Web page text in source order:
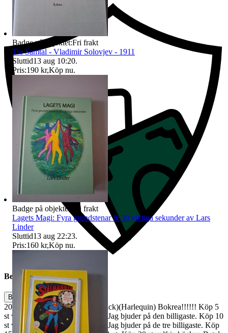
Beskrivning
Begagnat
2013. 153 sidor. Pocket.(Fint skick)(Harlequin) Bokrea!!!!!! Köp 5
st valfria böcker. Betala för 4 st. Jag bjuder på den billigaste. Köp 10
st valfria böcker. Betala för 7 st. Jag bjuder på de tre billigaste. Köp
Badge på objektet:Fri frakt
Tre Samtal - Vladimir Solovjev - 1911
Sluttid13 aug 10:20.
Pris:190 kr,Köp nu.
Badge på objektet:
Fri frakt
Lagets Magi: Fyra grundstenar & 30 viktiga sekunder av Lars
Linder
Sluttid13 aug 22:23.
Pris:160 kr,Köp nu.